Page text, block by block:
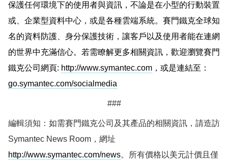
保護任何環境下的使用者與資訊，不論是在小型的行動裝置
或、企業型資料中心，或是各種雲端系統。賽門鐵克全球知
名的資料防護、身分保護技術，讓客戶以及使用者能在連網
的世界中充滿信心。若需瞭解更多相關資訊，歡迎瀏覽賽門
鐵克公司網頁: http://www.symantec.com，或是連結至：
go.symantec.com/socialmedia
###
編輯須知：如需賽門鐵克公司及其產品的相關資訊，請造訪
Symantec News Room，網址
http://www.symantec.com/news。所有價格以美元計價且僅